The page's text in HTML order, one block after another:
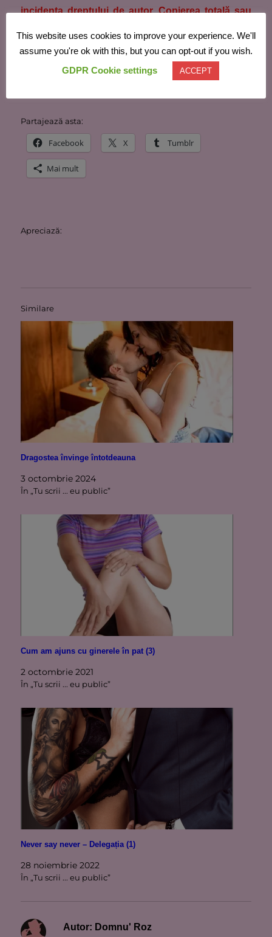
incidenţa dreptului de autor. Copierea totală sau
reprezintă o încălcare a dreptului de autor şi se
pedepseşte conform legii. Pentru contact folosiţi
domnuroz@yahoo.com
Partajează asta:
Facebook X Tumblr
Mai mult
Apreciază:
Similare
Dragostea învinge întotdeauna
3 octombrie 2024
În „Tu scrii ... eu public”
Cum am ajuns cu ginerele în pat (3)
2 octombrie 2021
În „Tu scrii ... eu public”
Never say never – Delegația (1)
28 noiembrie 2022
În „Tu scrii ... eu public”
Autor: Domnu' Roz
This website uses cookies to improve your experience. We'll
assume you're ok with this, but you can opt-out if you wish.
GDPR Cookie settings
ACCEPT